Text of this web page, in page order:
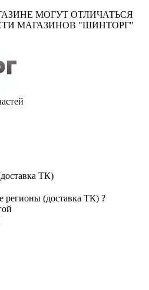
МОГУТ ОТЛИЧАТЬСЯ
МАГАЗИНОВ "ШИНТОРГ"
ТК)
регионы (доставка ТК) ?